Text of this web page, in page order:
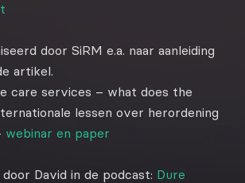
door SiRM e.a. naar aanleiding
artikel.
care services – what does the
lessen over herordening
webinar en paper
David in de podcast: Dure